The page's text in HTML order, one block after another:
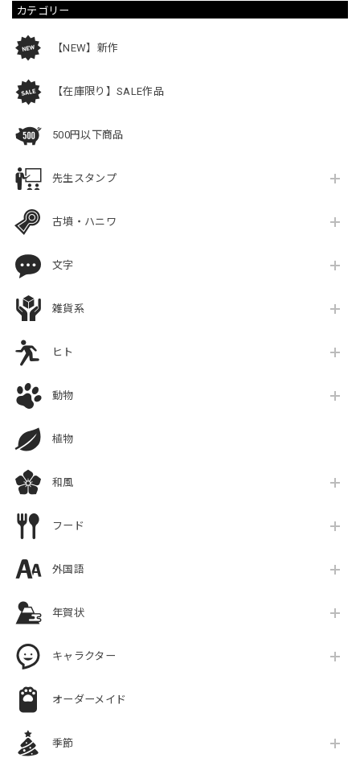
カテゴリー
【NEW】新作
【在庫限り】SALE作品
500円以下商品
先生スタンプ
古墳・ハニワ
文字
雑貨系
ヒト
動物
植物
和風
フード
外国語
年賀状
キャラクター
オーダーメイド
季節